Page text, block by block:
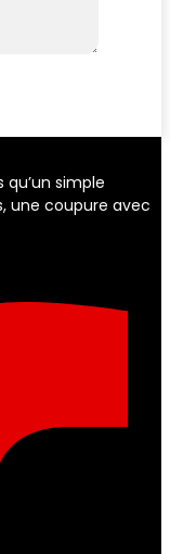
simple
une coupure avec